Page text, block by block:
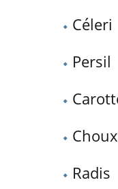
Céleri
Persil
Choux
Radis